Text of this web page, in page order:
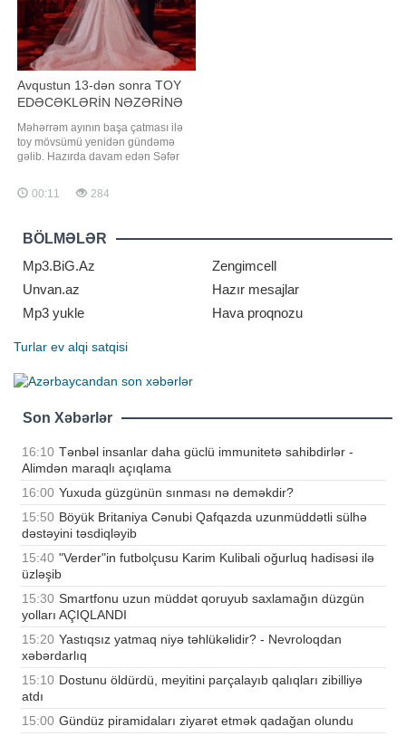
Avqustun 13-dən sonra TOY
EDƏCƏKLƏRİN NƏZƏRİNƏ
Məhərrəm ayının başa çatması ilə
toy mövsümü yenidən gündəmə
gəlib. Hazırda davam edən Səfər
yekunlaşacaq. Bu səbəbdən
avqustun ikinci yarısından etibarən
ciddi artım olacağı proqnozlaşdırılır.
Bəs qarşıdakı dövrdə həqiqətən də
"toy bumu"
00:11 284
BÖLMƏLƏR
Mp3.BiG.Az
Zengimcell
Unvan.az
Hazır mesajlar
Mp3 yukle
Hava proqnozu
Turlar ev alqi satqisi
Son Xəbərlər
16:10 Tənbəl insanlar daha güclü immunitetə sahibdirlər -
Alimdən maraqlı açıqlama
16:00 Yuxuda güzgünün sınması nə deməkdir?
15:50 Böyük Britaniya Cənubi Qafqazda uzunmüddətli sülhə
dəstəyini təsdiqləyib
15:40 "Verder"in futbolçusu Karim Kulibali oğurluq hadisəsi ilə
üzləşib
15:30 Smartfonu uzun müddət qoruyub saxlamağın düzgün
yolları AÇIQLANDI
15:20 Yastıqsız yatmaq niyə təhlükəlidir? - Nevroloqdan
xəbərdarlıq
15:10 Dostunu öldürdü, meyitini parçalayıb qalıqları zibilliyə
atdı
15:00 Gündüz piramidaları ziyarət etmək qadağan olundu